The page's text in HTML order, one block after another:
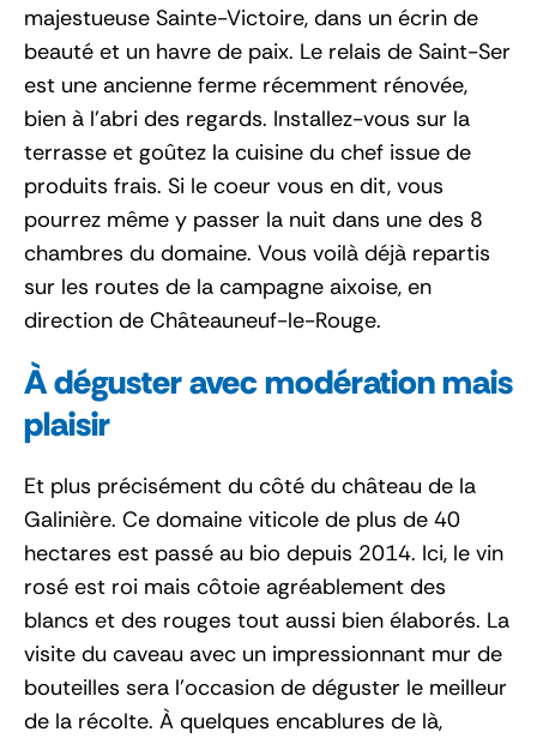
majestueuse Sainte-Victoire, dans un écrin de
beauté et un havre de paix. Le relais de Saint-Ser
est une ancienne ferme récemment rénovée,
bien à l’abri des regards. Installez-vous sur la
terrasse et goûtez la cuisine du chef issue de
produits frais. Si le coeur vous en dit, vous
pourrez même y passer la nuit dans une des 8
chambres du domaine. Vous voilà déjà repartis
sur les routes de la campagne aixoise, en
direction de Châteauneuf-le-Rouge.
À déguster avec modération mais
plaisir
Et plus précisément du côté du château de la
Galinière. Ce domaine viticole de plus de 40
hectares est passé au bio depuis 2014. Ici, le vin
rosé est roi mais côtoie agréablement des
blancs et des rouges tout aussi bien élaborés. La
visite du caveau avec un impressionnant mur de
bouteilles sera l’occasion de déguster le meilleur
de la récolte. À quelques encablures de là,